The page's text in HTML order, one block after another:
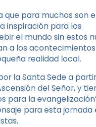
para muchos son
inspiración para los
el mundo sin estos
a los
realidad local.
la Santa Sede a
del Señor, y
para la
para esta jornada